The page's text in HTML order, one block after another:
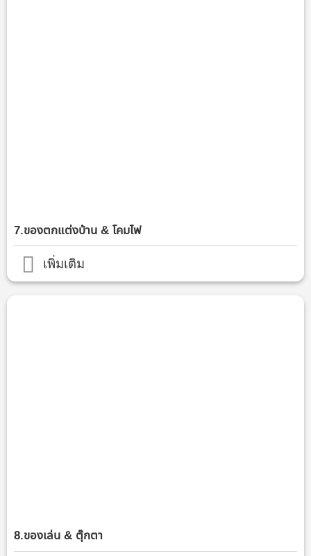
7.ของตกแต่งบ้าน & โคมไฟ
เพิ่มเติม
8.ของเล่น & ตุ๊กตา